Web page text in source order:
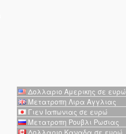
Δολλαριο Αμερικης σε ευρώ
Μετατροπη Λιρα Αγγλιας
Γιεν Ιαπωνιας σε ευρώ
Μετατροπη Ρουβλι Ρωσιας
Δολλαριο Καναδα σε ευρώ